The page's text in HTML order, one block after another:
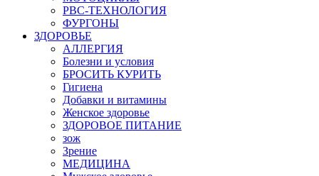
РВС-ТЕХНОЛОГИЯ
ФУРГОНЫ
ЗДОРОВЬЕ
АЛЛЕРГИЯ
Болезни и условия
БРОСИТЬ КУРИТЬ
Гигиена
Добавки и витамины
Женское здоровье
ЗДОРОВОЕ ПИТАНИЕ
зож
Зрение
МЕДИЦИНА